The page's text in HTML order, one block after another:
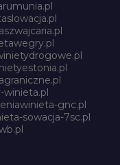
winieta.pl
gnc.pl
sowacja-7sc.pl